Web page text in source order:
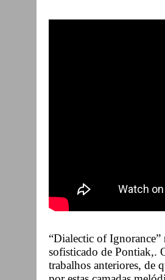
“Dialectic of
sofisticado de Pontiak,.
trabalhos anteriores, de